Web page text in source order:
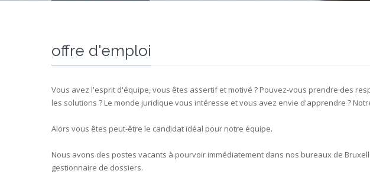
offre d'emploi
Vous avez l'esprit d'équipe, vous êtes assertif et motivé ? Pouvez-vous prendre des
les solutions ? Le monde juridique vous intéresse et vous avez envie d'apprendre ?
Alors vous êtes peut-être le candidat idéal pour notre équipe.
Nous avons des postes vacants à pourvoir immédiatement dans nos bureaux de
gestionnaire de dossiers.